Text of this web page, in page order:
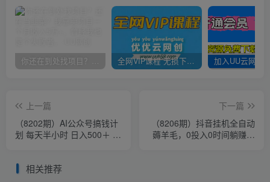
你还在到处找项目？还在当韭菜？我靠卖项目一个月收入5万+，曾经我也是个失败者。 全网VIP课程 无损下载~
上一篇
（8202期）AI公众号搞钱计
划 每天半小时 日入500＋ 附
下一篇
（8206期）抖音挂机全自动
薅羊毛，0投入0时间躺赚，
相关推荐